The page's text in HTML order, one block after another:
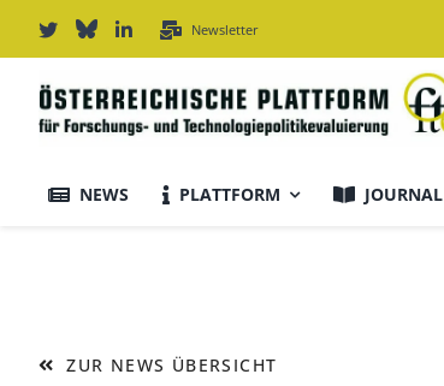
Inhalt
springen
Newsletter
NEWS PLATTFORM JOURNAL
ZUR NEWS ÜBERSICHT